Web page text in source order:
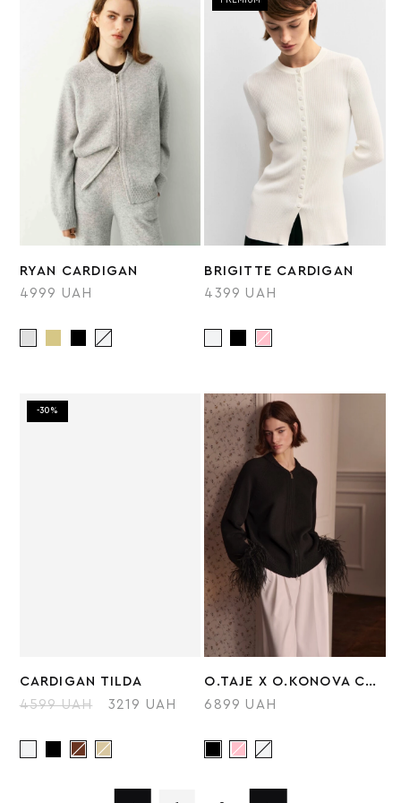
RYAN CARDIGAN
4999 UAH
BRIGITTE CARDIGAN
4399 UAH
-30%
CARDIGAN TILDA
4599 UAH
3219 UAH
O.TAJE X O.KONOVA CARDIGAN WITH FEATHERS
6899 UAH